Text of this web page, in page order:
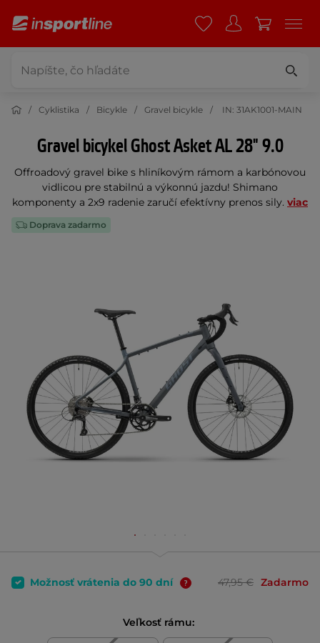
Cyklistika Bicykle Gravel bicykle IN: 31AK1001-MAIN
Gravel bicykel Ghost Asket AL 28" 9.0
Offroadový gravel bike s hliníkovým rámom a karbónovou
vidlicou pre stabilnú a výkonnú jazdu! Shimano
komponenty a 2x9 radenie zaručí efektívny prenos sily. viac
Doprava zadarmo
Možnosť vrátenia do 90 dní 47,95 € Zadarmo
Veľkosť rámu: